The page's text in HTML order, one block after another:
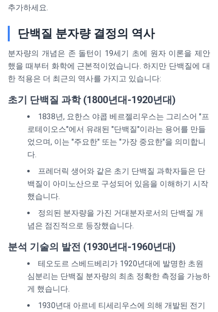
추가하세요.
단백질 분자량 결정의 역사
분자량의 개념은 존 돌턴이 19세기 초에 원자 이론을 제안
했을 때부터 화학에 근본적이었습니다. 하지만 단백질에 대
한 적용은 더 최근의 역사를 가지고 있습니다:
초기 단백질 과학 (1800년대-1920년대)
1838년, 요한스 야콥 베르젤리우스는 그리스어 "프
로테이오스"에서 유래된 "단백질"이라는 용어를 만들
었으며, 이는 "주요한" 또는 "가장 중요한"을 의미합니
다.
프레더릭 생어와 같은 초기 단백질 과학자들은 단
백질이 아미노산으로 구성되어 있음을 이해하기 시작
했습니다.
정의된 분자량을 가진 거대분자로서의 단백질 개
념은 점진적으로 등장했습니다.
분석 기술의 발전 (1930년대-1960년대)
테오도르 스베드베리가 1920년대에 발명한 초원
심분리는 단백질 분자량의 최초 정확한 측정을 가능하
게 했습니다.
1930년대 아르네 티세리우스에 의해 개발된 전기